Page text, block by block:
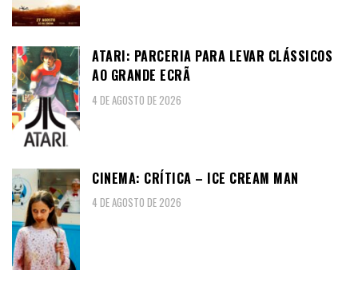
ATARI: PARCERIA PARA LEVAR CLÁSSICOS
AO GRANDE ECRÃ
4 DE AGOSTO DE 2026
CINEMA: CRÍTICA – ICE CREAM MAN
4 DE AGOSTO DE 2026